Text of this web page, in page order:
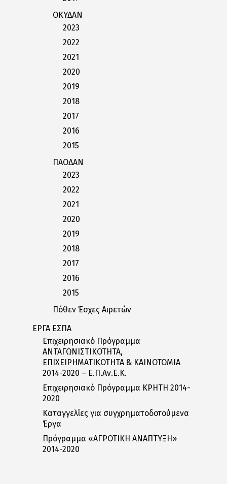
ΟΚΥΔΑΝ
2023
2022
2021
2020
2019
2018
2017
2016
2015
ΠΑΟΔΑΝ
2023
2022
2021
2020
2019
2018
2017
2016
2015
Πόθεν Έσχες Αιρετών
ΕΡΓΑ ΕΣΠΑ
Επιχειρησιακό Πρόγραμμα
ΑΝΤΑΓΩΝΙΣΤΙΚΟΤΗΤΑ,
ΕΠΙΧΕΙΡΗΜΑΤΙΚΟΤΗΤΑ & ΚΑΙΝΟΤΟΜΙΑ
2014-2020 – Ε.Π.Αν.Ε.Κ.
Επιχειρησιακό Πρόγραμμα ΚΡΗΤΗ 2014-
2020
Καταγγελίες για συγχρηματοδοτούμενα
Έργα
Πρόγραμμα «ΑΓΡΟΤΙΚΗ ΑΝΑΠΤΥΞΗ»
2014-2020